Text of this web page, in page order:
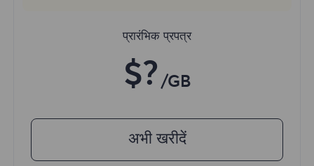
प्रारंभिक प्रपत्र
$? /GB
अभी खरीदें